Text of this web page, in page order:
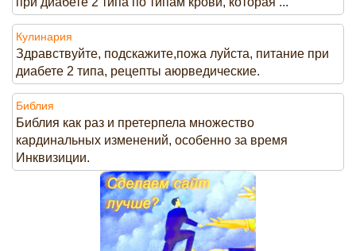
Кулинария
Здравствуйте, подскажите,пожа луйста, питание при
диабете 2 типа, рецепты аюрведические.
Библия
Библия как раз и претерпела множество
кардинальных изменений, особенно за время
Инквизиции.